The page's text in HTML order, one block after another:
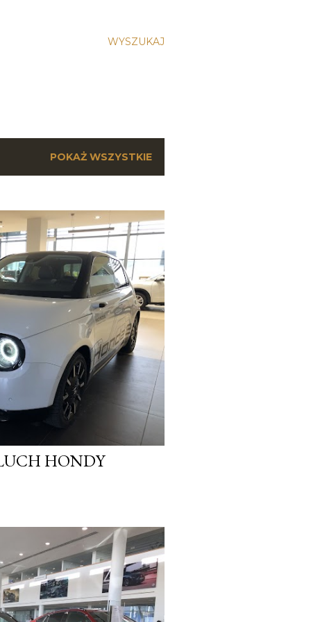
WYSZUKAJ
POKAŻ WSZYSTKIE
HONDY